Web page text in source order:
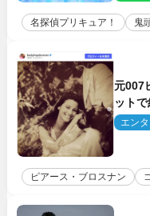
名探偵プリキュア！ 鬼
元007
ット
エンタ
ピアース・ブロスナン